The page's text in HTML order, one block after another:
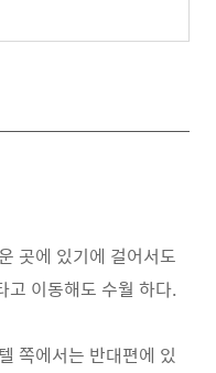
곳에 있기에 걸어서도
고 이동해도 수월 하다.
쪽에서는 반대편에 있